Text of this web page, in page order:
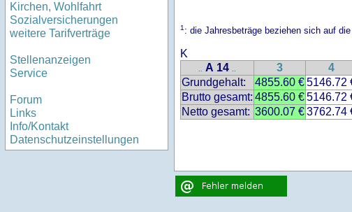
Kirchen, Wohlfahrt
Sozialversicherungen
weitere Tarifverträge
Stellenanzeigen
Service
Forum
Links
Info/Kontakt
Datenschutzeinstellungen
1: die Jahresbeträge beziehen sich auf
K
.. A 14 .. 3 4
Grundgehalt:
4855.60 €5146.72
Brutto gesamt: 4855.60 €5146.72
Netto gesamt: 3600.07 €3762.74